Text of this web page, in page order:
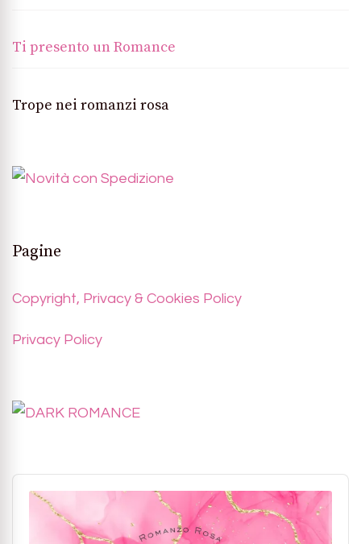
Ti presento un Romance
Trope nei romanzi rosa
Pagine
Copyright, Privacy & Cookies Policy
Privacy Policy
Audio
Player